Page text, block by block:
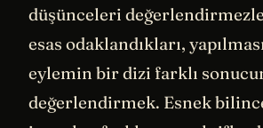
düşünceleri
esas odaklandıkları,
eylemin bir dizi farklı
değerlendirmek. Esnek